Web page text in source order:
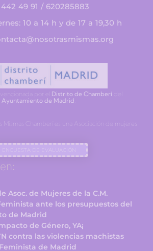
442 49 91 / 620285883
10 a 14 h y de 17 a 19,30 h
por el Distrito de Chamberídel
Ayuntamiento de Madrid
Mismas Chamberí es una Asociación de mujeres
ENCUESTA DE EVALUACIÓN
Asoc. de Mujeres de la C.M.
ante los presupuestos del
de Madrid
de Género, YA¡
contra las violencias machistas
de Madrid